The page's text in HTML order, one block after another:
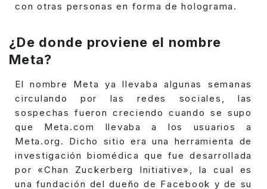
con otras personas en forma de holograma.
¿De donde proviene el nombre
Meta?
El nombre Meta ya llevaba algunas semanas
circulando por las redes sociales, las
sospechas fueron creciendo cuando se supo
que Meta.com llevaba a los usuarios a
Meta.org. Dicho sitio era una herramienta de
investigación biomédica que fue desarrollada
por «Chan Zuckerberg Initiative», la cual es
una fundación del dueño de Facebook y de su